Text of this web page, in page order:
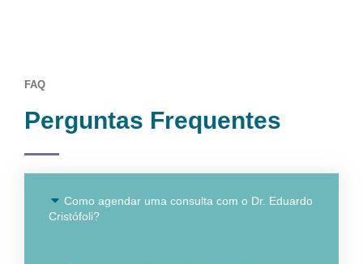
FAQ
Perguntas Frequentes
Como agendar uma consulta com o Dr. Eduardo
Cristófoli?